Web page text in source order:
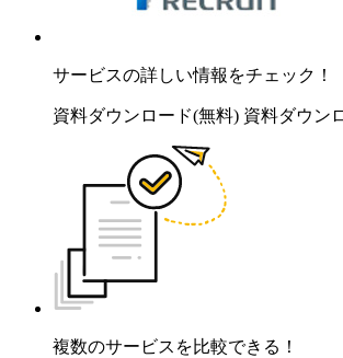
サービスの詳しい情報をチェック！
資料ダウンロード(無料) 資料ダウン
複数のサービスを比較できる！